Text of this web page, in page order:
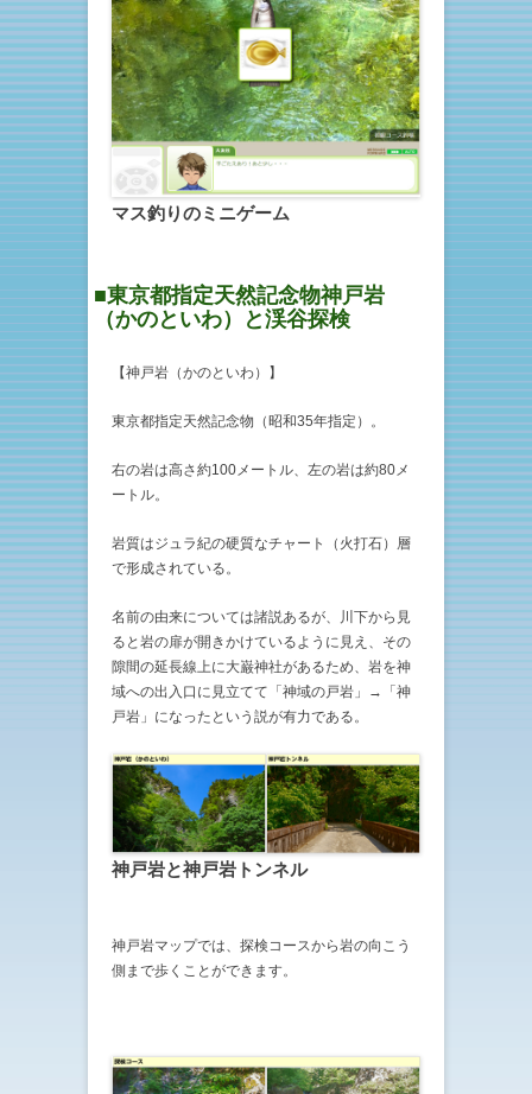
マス釣りのミニゲーム
■東京都指定天然記念物神戸岩
（かのといわ）と渓谷探検
【神戸岩（かのといわ）】
東京都指定天然記念物（昭和35年指定）。
右の岩は高さ約100メートル、左の岩は約80メ
ートル。
岩質はジュラ紀の硬質なチャート（火打石）層
で形成されている。
名前の由来については諸説あるが、川下から見
ると岩の扉が開きかけているように見え、その
隙間の延長線上に大巌神社があるため、岩を神
域への出入口に見立てて「神域の戸岩」→「神
戸岩」になったという説が有力である。
神戸岩と神戸岩トンネル
神戸岩マップでは、探検コースから岩の向こう
側まで歩くことができます。